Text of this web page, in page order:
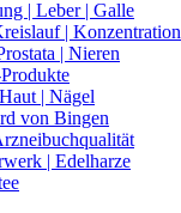
| Leber | Galle
| Konzentration
| Nieren
| Nägel
von Bingen
| Edelharze